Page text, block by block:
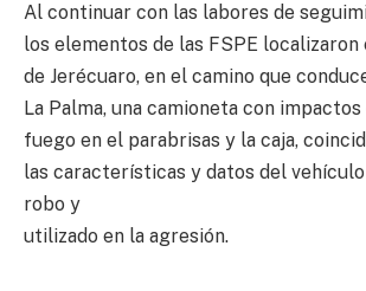
Al continuar con las labores de
los elementos de las FSPE localizaron
de Jerécuaro, en el camino que
La Palma, una camioneta con impactos
fuego en el parabrisas y la caja,
las características y datos del
robo y
utilizado en la agresión.